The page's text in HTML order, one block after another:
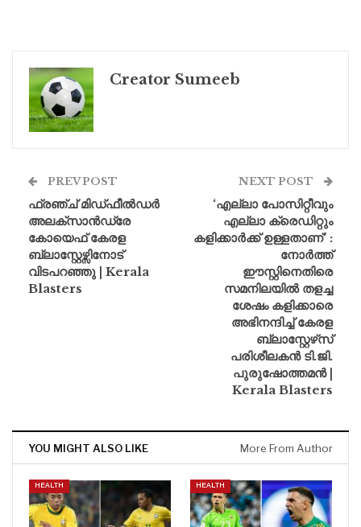
Creator Sumeeb
PREV POST
ഫ്രഞ്ച് മിഡ്ഫീൽഡർ
അലക്‌സാൻഡ്രേ
കോയെഫ് കേരള
ബ്ലാസ്റ്റേഴ്സിനോട്
വിടപറഞ്ഞു | Kerala
Blasters
NEXT POST
‘എല്ലാ പോസിറ്റീവും
എല്ലാ ക്രെഡിറ്റും
കളിക്കാർക്ക് ഉള്ളതാണ്’ :
നോർത്ത്
ഈസ്റ്റിനെതിരെ
സമനിലയിൽ തളച്ച
ശേഷം കളിക്കാരെ
അഭിനന്ദിച്ച് കേരള
ബ്ലാസ്റ്റേഴ്‌സ്
പരിശീലകൻ ടി.ജി.
പുരുഷോത്തമൻ |
Kerala Blasters
YOU MIGHT ALSO LIKE More From Author
HEALTH HEALTH